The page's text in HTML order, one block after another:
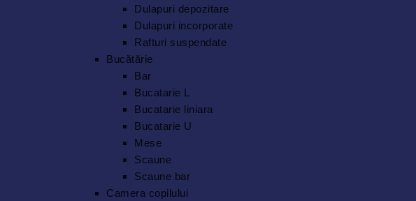
Dulapuri depozitare
Dulapuri incorporate
Rafturi suspendate
Bucătărie
Bar
Bucatarie L
Bucatarie liniara
Bucatarie U
Mese
Scaune
Scaune bar
Camera copilului